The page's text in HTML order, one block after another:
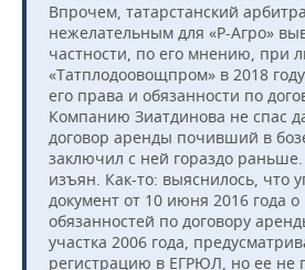
Впрочем, татарстанский
нежелательным для «Р-Агро»
частности, по его мнению, при
«Татплодоовощпром» в 2018
его права и обязанности по
Компанию Зиатдинова не спас
договор аренды почивший в
заключил с ней гораздо
изъян. Как-то: выяснилось, что
документ от 10 июня 2016 года
обязанностей по договору
участка 2006 года,
регистрацию в ЕГРЮЛ, но ее не